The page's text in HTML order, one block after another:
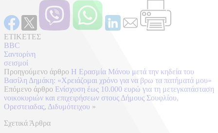
ΕΤΙΚΕΤΕΣ
BBC
Σαντορίνη
σεισμοί
Προηγούμενο άρθρο Η Ερασμία Μάνου μετά την κηδεία του
Βασίλη Δημάκη: «Χρειάζομαι χρόνο για να βρω τα πατήματά μου»
Επόμενο άρθρο Ενίσχυση έως 10.000 ευρώ για τη μετεγκατάσταση
νοικοκυριών και επιχειρήσεων στους Δήμους Σουφλίου,
Ορεστειαδας, Διδυμότειχου »
Σχετικά Άρθρα